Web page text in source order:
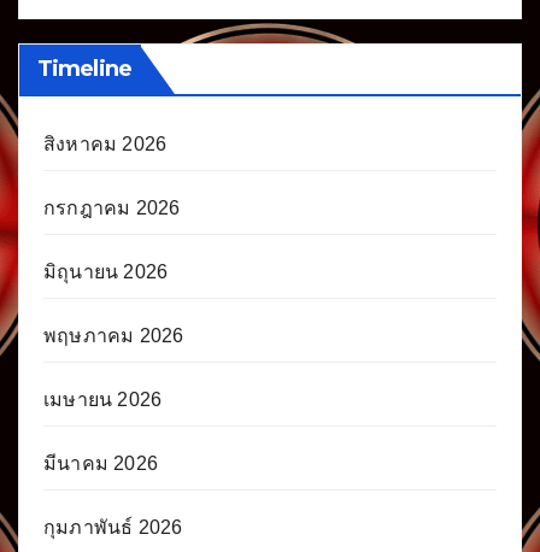
Timeline
สิงหาคม 2026
กรกฎาคม 2026
มิถุนายน 2026
พฤษภาคม 2026
เมษายน 2026
มีนาคม 2026
กุมภาพันธ์ 2026